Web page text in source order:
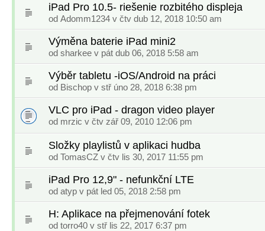
iPad Pro 10.5- riešenie rozbitého displeja
od Adomm1234 v čtv dub 12, 2018 10:50 am
Výměna baterie iPad mini2
od sharkee v pát dub 06, 2018 5:58 am
Výběr tabletu -iOS/Android na práci
od Bischop v stř úno 28, 2018 6:38 pm
VLC pro iPad - dragon video player
od mrzic v čtv zář 09, 2010 12:06 pm
Složky playlistů v aplikaci hudba
od TomasCZ v čtv lis 30, 2017 11:55 pm
iPad Pro 12,9" - nefunkční LTE
od atyp v pát led 05, 2018 2:58 pm
H: Aplikace na přejmenování fotek
od torro40 v stř lis 22, 2017 6:37 pm